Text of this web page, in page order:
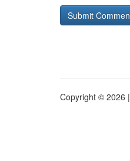
Copyright © 2026 |